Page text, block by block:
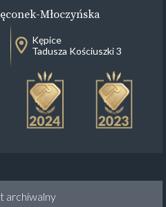
Młoczyńska
Kępice
Tadusza Kościuszki 3
archiwalny